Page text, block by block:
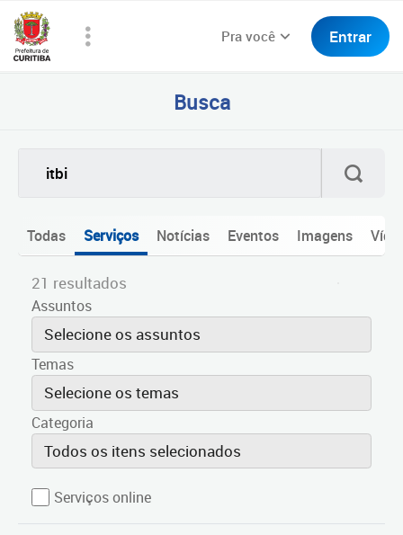
Pra você Entrar
Busca
Todas Serviços Notícias Eventos Imagens
21 resultados
Assuntos
Selecione os assuntos
Temas
Selecione os temas
Categoria
Todos os itens selecionados
Serviços online